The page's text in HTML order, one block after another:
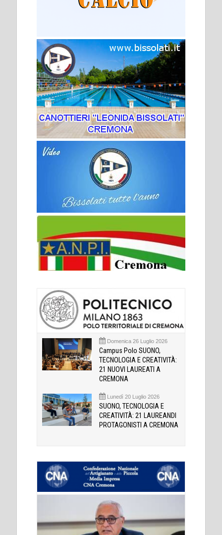
Domenica 26 Luglio 2026
Campus Polo SUONO,
TECNOLOGIA E CREATIVITÀ:
21 NUOVI LAUREATI A
CREMONA
Lunedì 20 Luglio 2026
SUONO, TECNOLOGIA E
CREATIVITÀ: 21 LAUREANDI
PROTAGONISTI A CREMONA